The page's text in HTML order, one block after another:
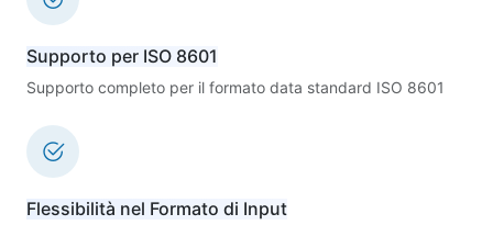
Supporto per ISO 8601
Supporto completo per il formato data standard ISO 8601
Flessibilità nel Formato di Input